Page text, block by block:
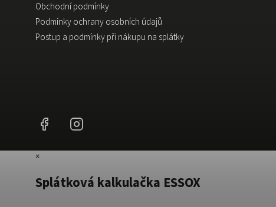
Obchodní podmínky
Podmínky ochrany osobních údajů
Postup a podmínky při nákupu na splátky
Facebook
×
Splátková kalkulačka ESSOX